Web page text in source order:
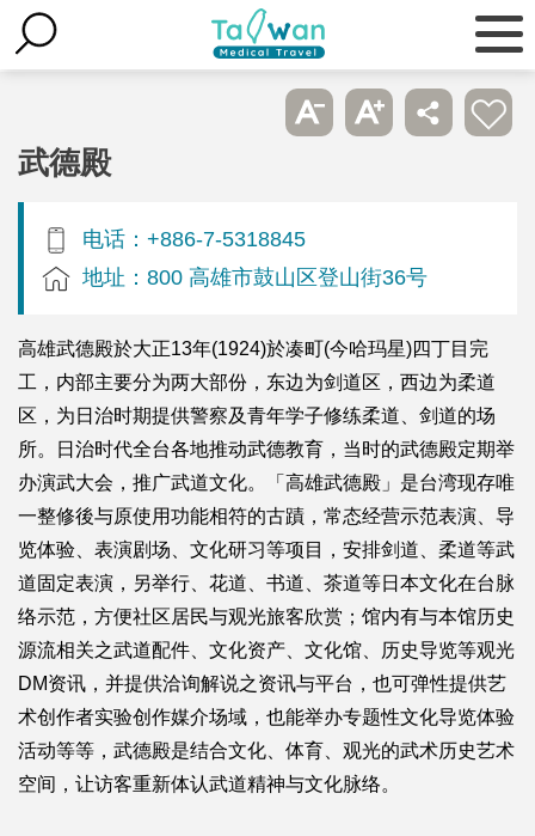
武德殿
电话：+886-7-5318845
地址：800 高雄市鼓山区登山街36号
高雄武德殿於大正13年(1924)於凑町(今哈玛星)四丁目完
工，内部主要分为两大部份，东边为剑道区，西边为柔道
区，为日治时期提供警察及青年学子修练柔道、剑道的场
所。日治时代全台各地推动武德教育，当时的武德殿定期举
办演武大会，推广武道文化。「高雄武德殿」是台湾现存唯
一整修後与原使用功能相符的古蹟，常态经营示范表演、导
览体验、表演剧场、文化研习等项目，安排剑道、柔道等武
道固定表演，另举行、花道、书道、茶道等日本文化在台脉
络示范，方便社区居民与观光旅客欣赏；馆内有与本馆历史
源流相关之武道配件、文化资产、文化馆、历史导览等观光
DM资讯，并提供洽询解说之资讯与平台，也可弹性提供艺
术创作者实验创作媒介场域，也能举办专题性文化导览体验
活动等等，武德殿是结合文化、体育、观光的武术历史艺术
空间，让访客重新体认武道精神与文化脉络。